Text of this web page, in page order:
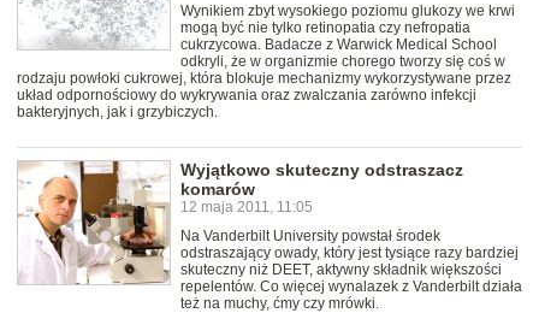
Wynikiem zbyt wysokiego poziomu glukozy we krwi
mogą być nie tylko retinopatia czy nefropatia
cukrzycowa. Badacze z Warwick Medical School
odkryli, że w organizmie chorego tworzy się coś w
rodzaju powłoki cukrowej, która blokuje mechanizmy wykorzystywane przez
układ odpornościowy do wykrywania oraz zwalczania zarówno infekcji
bakteryjnych, jak i grzybiczych.
Wyjątkowo skuteczny odstraszacz
komarów
12 maja 2011, 11:05
Na Vanderbilt University powstał środek
odstraszający owady, który jest tysiące razy bardziej
skuteczny niż DEET, aktywny składnik większości
repelentów. Co więcej wynalazek z Vanderbilt działa
też na muchy, ćmy czy mrówki.